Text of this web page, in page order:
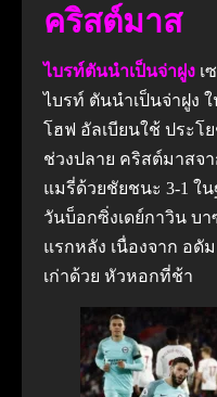
คริสต์มาส
ไบรท์ตันนําเป็นจ่าฝูง เ
ไบรท์ ตันนําเป็นจ่าฝูง
โฮฟ อัลเบียนใช้ ประ
ช่วงปลาย คริสต์มาสจ
แมรี่ด้วยชัยชนะ 3-1 ใ
วันบ็อกซิ่งเดย์กาวิน บ
แรกหลัง เนื่องจาก อดั
เก่าด้วย หัวหอกที่ช้า